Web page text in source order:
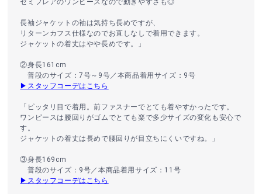
セミフレアのワンピースなので動きやすさも◎
長袖ジャケットの袖は気持ち長めですが、
リターンカフス仕様なのでお直しなしで着用できます。
ジャケットの着丈はやや長めです。」
②身長161cm
普段のサイズ：7号～9号／本商品着用サイズ：9号
▶スタッフコーデはこちら
「ピッタリ目で着用。前ファスナーでとても着やすかったです。
ワンピースは腰回りがゴムでとても楽で多少サイズの変化も安心で
す。
ジャケットの着丈は長めで腰回りが目立ちにくいですね。」
③身長169cm
普段のサイズ：9号／本商品着用サイズ：11号
▶スタッフコーデはこちら